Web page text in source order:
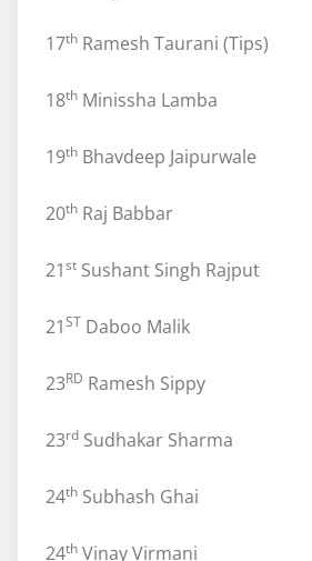
17th Ramesh Taurani (Tips)
18th Minissha Lamba
19th Bhavdeep Jaipurwale
20th Raj Babbar
21st Sushant Singh Rajput
21ST Daboo Malik
23RD Ramesh Sippy
23rd Sudhakar Sharma
24th Subhash Ghai
24th Vinay Virmani